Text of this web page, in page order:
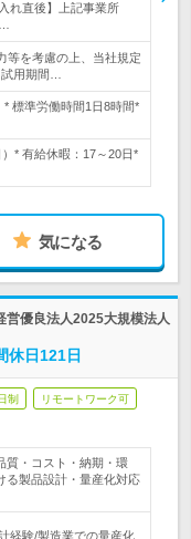
れ直後】上記事業所
等を考慮の上、当社規定
用期間…
標準労働時間1日8時間*
* 有給休暇：17～20日*
気になる
営優良法人2025大規模法人
休日121日
制 リモートワーク可
質・コスト・納期・環
る製品設計・量産化対応
経験/製造業での量産化